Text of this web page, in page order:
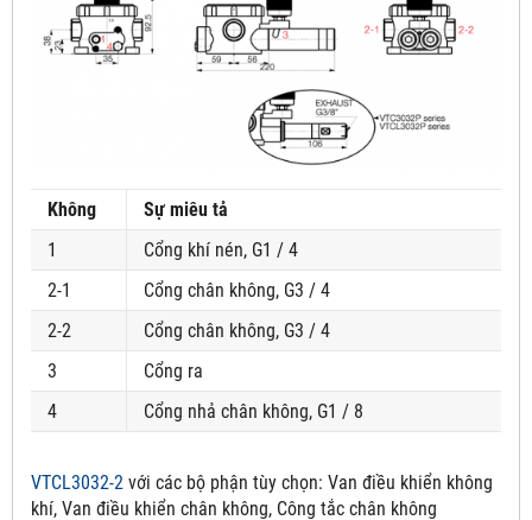
Không
Sự miêu tả
1
Cổng khí nén, G1 / 4
2-1
Cổng chân không, G3 / 4
2-2
Cổng chân không, G3 / 4
3
Cổng ra
4
Cổng nhả chân không, G1 / 8
VTCL3032-2 với các bộ phận tùy chọn: Van điều khiển không
khí, Van điều khiển chân không, Công tắc chân không